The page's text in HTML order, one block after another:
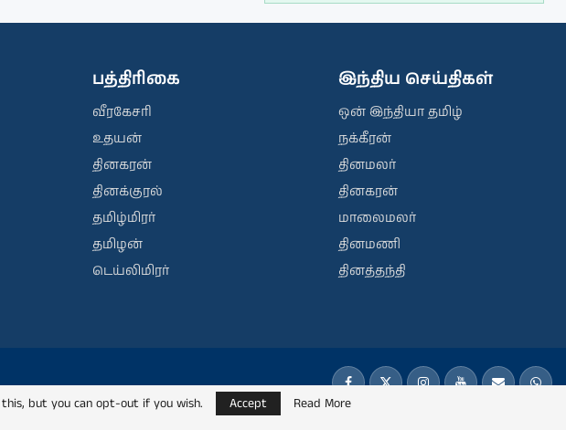
பத்திரிகை
வீரகேசரி
உதயன்
தினகரன்
தினக்குரல்
தமிழ்மிரர்
தமிழன்
டெய்லிமிரர்
இந்திய செய்திகள்
ஒன் இந்தியா தமிழ்
நக்கீரன்
தினமலர்
தினகரன்
மாலைமலர்
தினமணி
தினத்தந்தி
but you can opt-out if you wish.
Accept Read More